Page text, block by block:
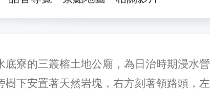
底寮的三叢榕土地公廟，為日治時期浸水營
樹下安置著天然岩塊，右方刻著領路頭，左